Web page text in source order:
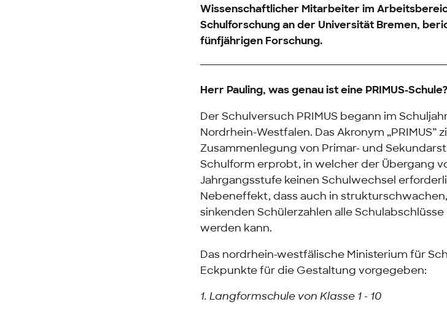
Wissenschaftlicher Mitarbeiter im
Schulforschung an der Universität Bremen,
fünfjährigen Forschung.
Herr Pauling, was genau ist eine PRIMUS-Schule?
Der Schulversuch PRIMUS begann im
Nordrhein-Westfalen. Das Akronym „PRIMUS”
Zusammenlegung von Primar- und
Schulform erprobt, in welcher der Übergang
Jahrgangsstufe keinen Schulwechsel
Nebeneffekt, dass auch in
sinkenden Schülerzahlen alle
werden kann.
Das nordrhein-westfälische Ministerium für
Eckpunkte für die Gestaltung vorgegeben:
1. Langformschule von Klasse 1 - 10